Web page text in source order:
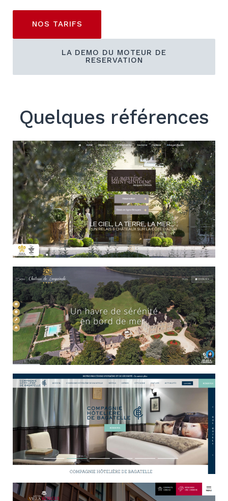
NOS TARIFS
LA DEMO DU MOTEUR DE
RESERVATION
Quelques références